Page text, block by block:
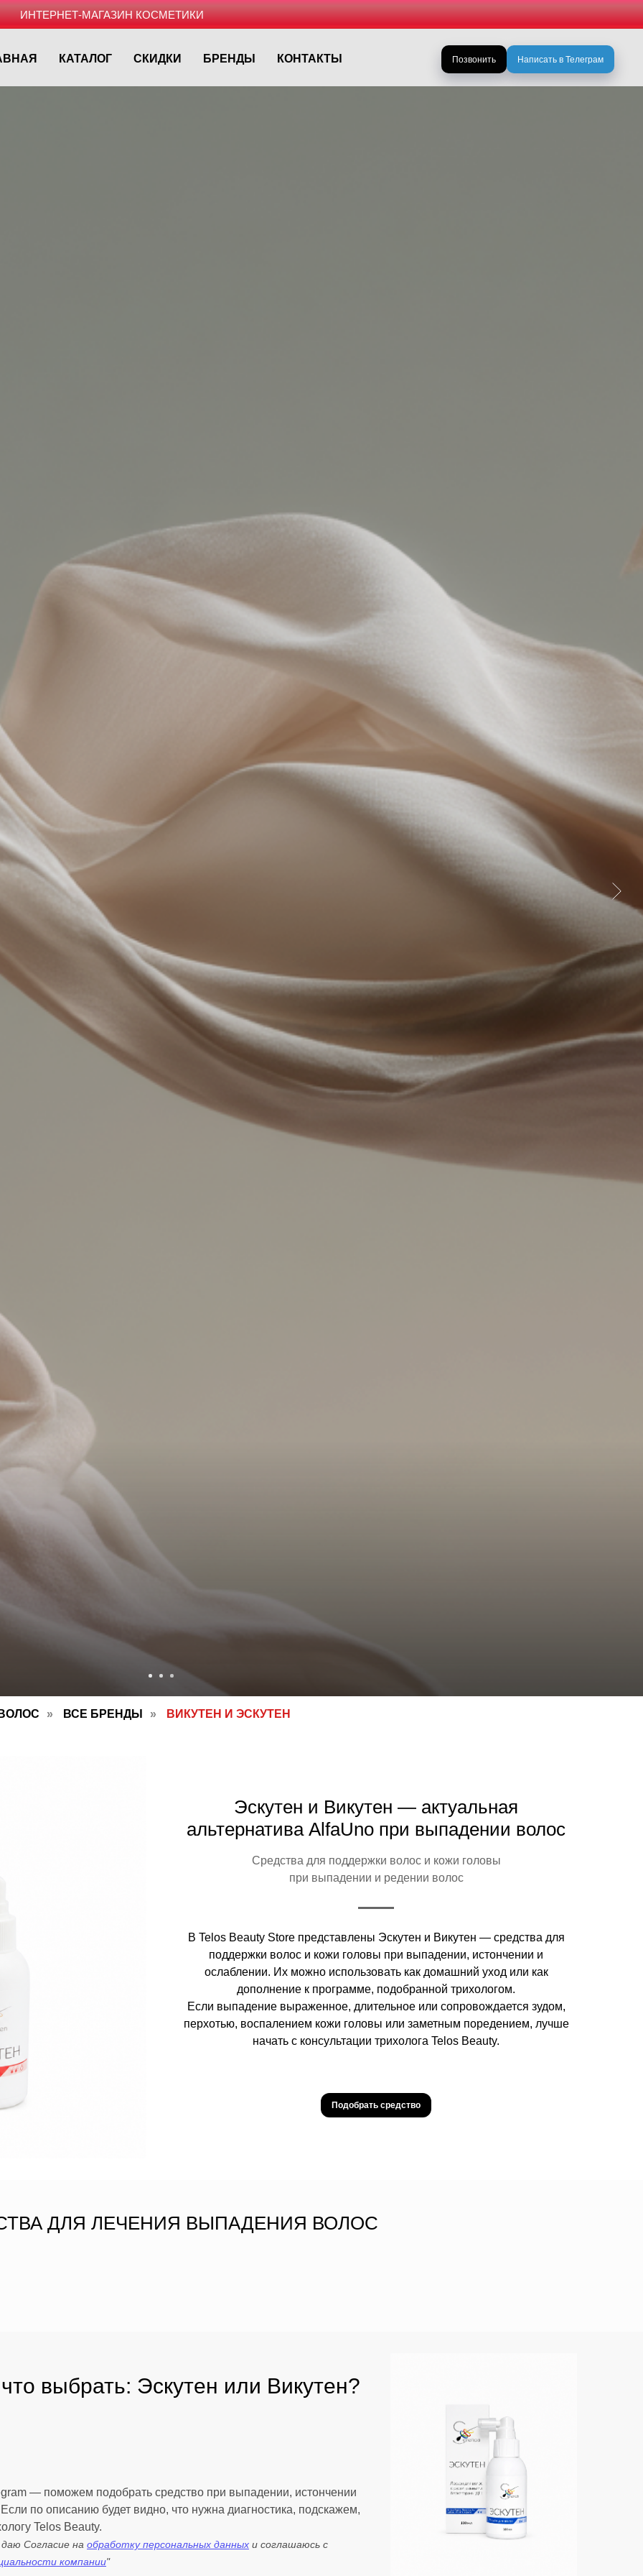
ИНТЕРНЕТ-МАГАЗИН КОСМЕТИКИ
КАТАЛОГ СКИДКИ БРЕНДЫ КОНТАКТЫ Позвонить Написать в Телеграм
» ВСЕ БРЕНДЫ » ВИКУТЕН И ЭСКУТЕН
Эскутен и Викутен — актуальная
альтернатива AlfaUno при выпадении волос
Средства для поддержки волос и кожи головы
при выпадении и редении волос
В Telos Beauty Store представлены Эскутен и Викутен — средства для
поддержки волос и кожи головы при выпадении, истончении и
ослаблении. Их можно использовать как домашний уход или как
дополнение к программе, подобранной трихологом.
Если выпадение выраженное, длительное или сопровождается зудом,
перхотью, воспалением кожи головы или заметным поредением, лучше
начать с консультации трихолога Telos Beauty.
Подобрать средство
ДЛЯ ЛЕЧЕНИЯ ВЫПАДЕНИЯ ВОЛОС
выбрать: Эскутен или Викутен?
— поможем подобрать средство при выпадении, истончении
по описанию будет видно, что нужна диагностика, подскажем,
Telos Beauty.
Согласие на обработку персональных данных и соглашаюсь с
компании"